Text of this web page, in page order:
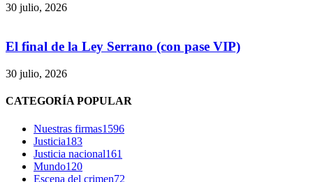
30 julio, 2026
El final de la Ley Serrano (con pase VIP)
30 julio, 2026
CATEGORÍA POPULAR
Nuestras firmas1596
Justicia183
Justicia nacional161
Mundo120
Escena del crimen72